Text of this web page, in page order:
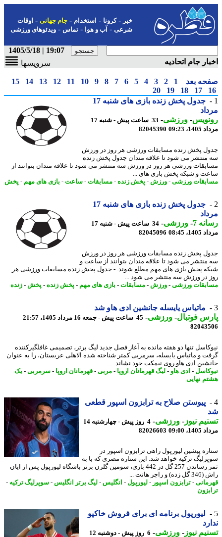
-کرونا-استخدام- جام جهانی-اوقات
شرعی-آب و هوا-تماس-ویدئوهای ورزشی
19:07 | 1405/5/18
جام اتحادیه
سرویسها
بعد 1
2
3
4
5
6
7
8
9
10
11
12
13
14
15
17
18
19
20
جدول پخش زنده بازی های شنبه 17
-ورزشی-
33 ساعت پیش - شنبه 17
09:23
82045390
پخش زنده مسابقات ورزشی هر روز در ورزش
می شود تا علاقه مندان جدول پخش زنده
ورزشی هر روز در ورزش سه منتشر می شود تا علاقه مندان بتوانند از
و شبکه پخش بازی های ...
ورزشی -ورزش -پخش زنده -مسابقات-ساعت-بازی های مهم -پخش
جدول پخش زنده بازی های شنبه 17
7
-ورزشی-
34 ساعت پیش - شنبه 17
08:45
82045096
پخش زنده مسابقات ورزشی هر روز در ورزش
می شود تا علاقه مندان بتوانند از ساعت و
پخش بازی های مهم مطلع شوند. - جدول پخش زنده مسابقات ورزشی هر
در ورزش سه منتشر می شود ...
ورزشی -ورزش -مسابقات-بازی های مهم -پخش زنده -پخش-زنده
ماتیاس یایسله جانشین ادی هاو شد
فوتبال-ورزشی-45 ساعت پیش - جمعه 16 مرداد 1405، 21:57
تنها دو هفته مانده به آغاز فصل جدید لیگ برتر، تصمیمی غافلگیرکننده
و ماتیاس یایسله، سرمربی کمتر شناخته شده الاهلی عربستان، را به عنوان
ادی هاو روی نیمکت خود نشاند. ...
-ادی هاو-لیگ قهرمانان اروپا - مربی- قهرمانان اروپا - سرمربی- یک
نهایی
پیوستن صلاح به ترابزون اسپور قطعی
نیوز-ورزشی-
4 روز پیش - چهارشنبه 14
09:00
82026603
پیشین لیورپول راهی ترابزون اسپور در
ترکیه خواهد شد. این ستاره مصری که با به
ثمر رساندن 257 گل در 442 بازی، سومین گلزن برتر باشگاه لیورپول پس از ایان
هانت ...
-ترابزون اسپور-لیورپول -انگلیس-لیگ برتر انگلیس-سوپرلیگ ترکیه-
لیورپول برنامه ای برای فروش خاکپو
نیوز-ورزشی-
6 روز پیش - دوشنبه 12